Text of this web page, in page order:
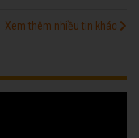
Xem thêm nhiều tin khác